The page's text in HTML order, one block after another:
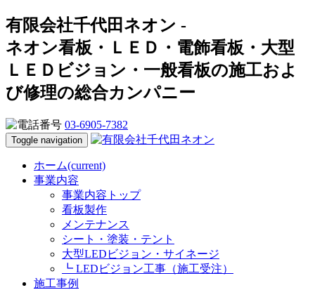
有限会社千代田ネオン -
ネオン看板・ＬＥＤ・電飾看板・大型
ＬＥＤビジョン・一般看板の施工およ
び修理の総合カンパニー
03-6905-7382
Toggle navigation
ホーム(current)
事業内容
事業内容トップ
看板製作
メンテナンス
シート・塗装・テント
大型LEDビジョン・サイネージ
┗ LEDビジョン工事（施工受注）
施工事例